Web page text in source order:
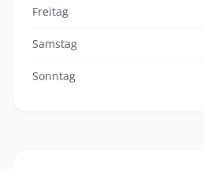
Freitag
Samstag
Sonntag